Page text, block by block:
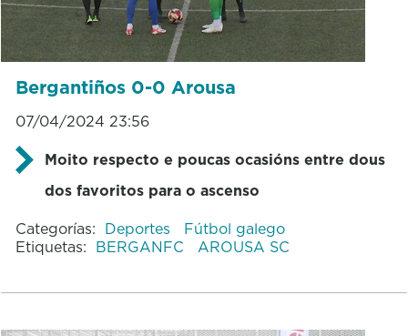
Bergantiños 0-0 Arousa
07/04/2024 23:56
Moito respecto e poucas ocasións entre dous
dos favoritos para o ascenso
Categorías: Deportes
Fútbol galego
Etiquetas: BERGANFC AROUSA SC